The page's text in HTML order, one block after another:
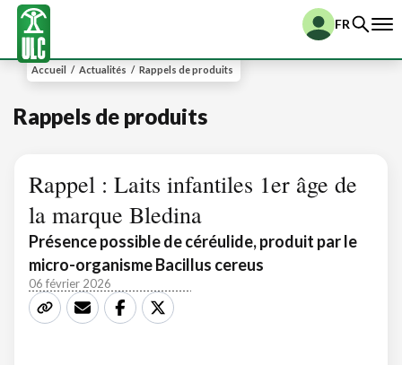
FR
Accueil / Actualités / Rappels de produits
Rappels de produits
Rappel : Laits infantiles 1er âge de
la marque Bledina
Présence possible de céréulide, produit par le
micro-organisme Bacillus cereus
06 février 2026